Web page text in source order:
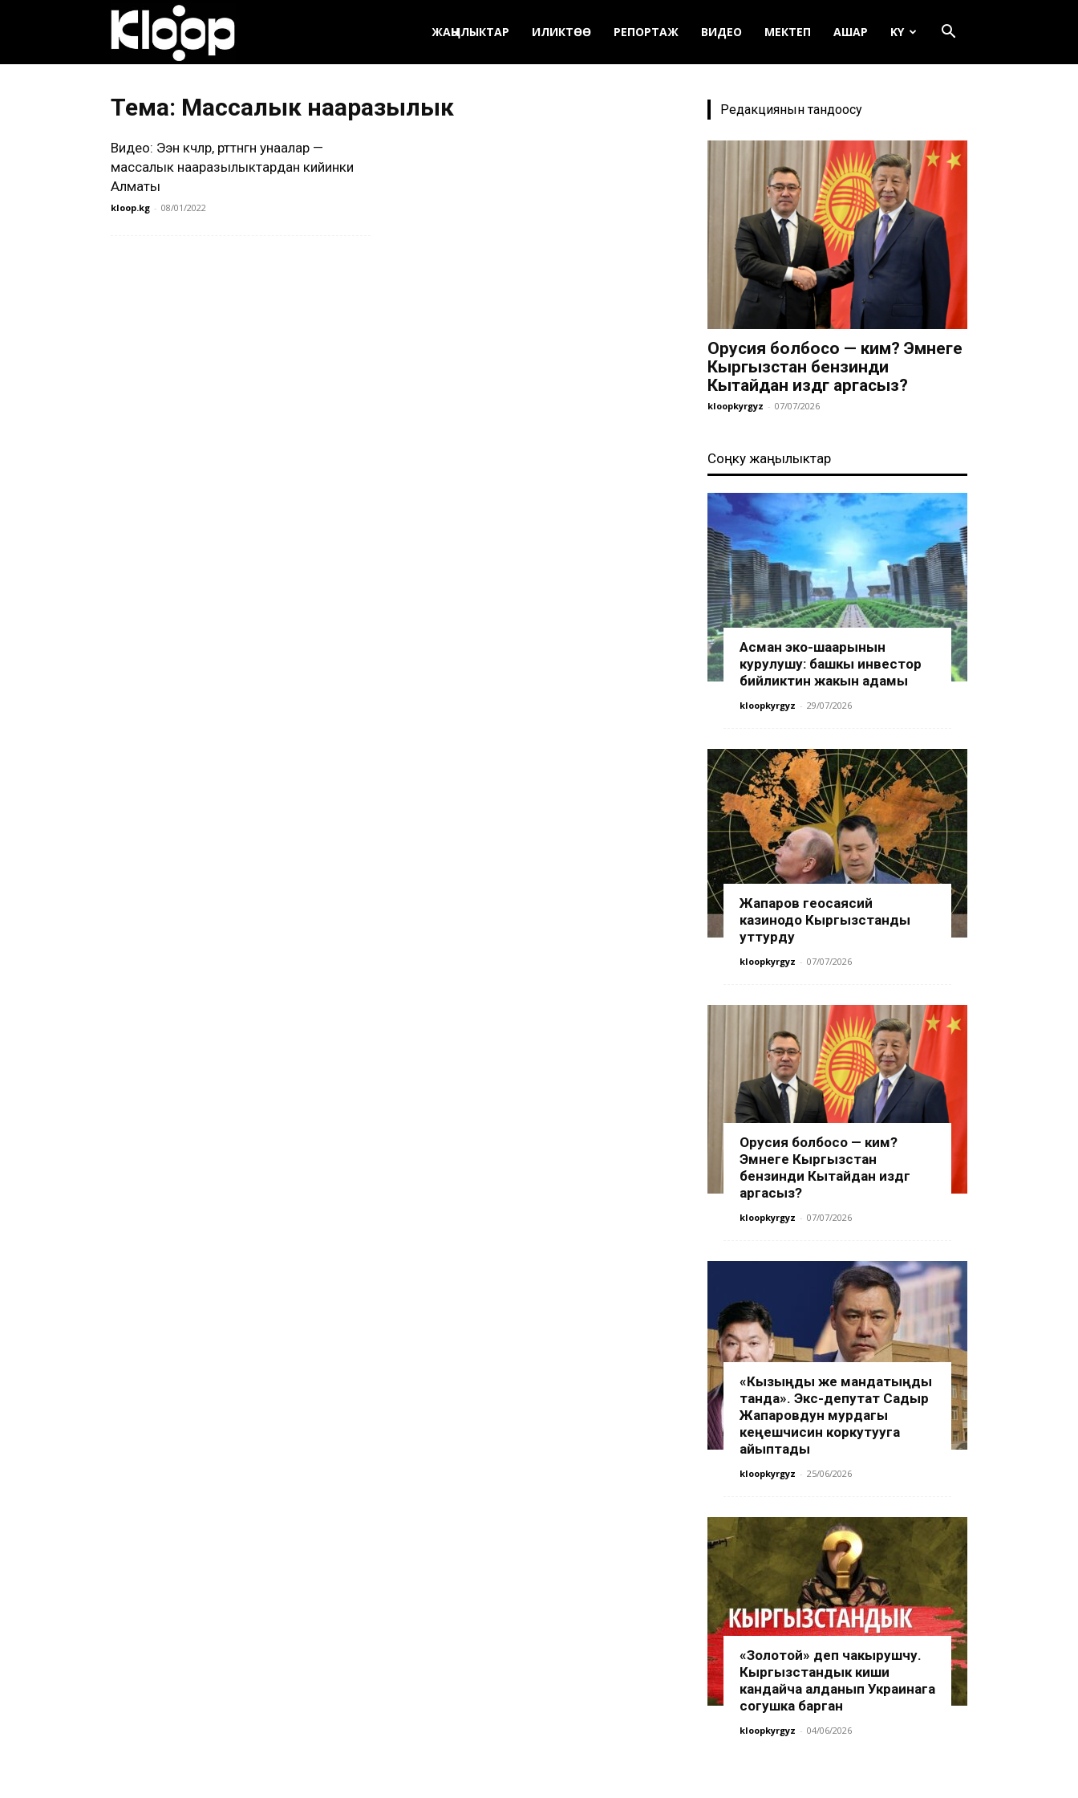
ЖАҢЫЛЫКТАР ИЛИКТӨӨ РЕПОРТАЖ ВИДЕО МЕКТЕП АШАР KY
Тема: Массалык нааразылык
Видео: Ээн көчөлөр, өрттөнгөн унаалар —
массалык нааразылыктардан кийинки
Алматы
kloop.kg - 08/01/2022
Редакциянын тандоосу
Орусия болбосо — ким? Эмнеге
Кыргызстан бензинди
Кытайдан издөөгө аргасыз?
kloopkyrgyz - 07/07/2026
Соңку жаңылыктар
Асман эко-шаарынын
курулушу: башкы инвестор
бийликтин жакын адамы
kloopkyrgyz - 29/07/2026
Жапаров геосаясий
казинодо Кыргызстанды
уттурду
kloopkyrgyz - 07/07/2026
Орусия болбосо — ким?
Эмнеге Кыргызстан
бензинди Кытайдан издөөгө
аргасыз?
kloopkyrgyz - 07/07/2026
«Кызыңды же мандатыңды
танда». Экс-депутат Садыр
Жапаровдун мурдагы
кеңешчисин коркутууга
айыптады
kloopkyrgyz - 25/06/2026
«Золотой» деп чакырушчу.
Кыргызстандык киши
кандайча алданып Украинага
согушка барган
kloopkyrgyz - 04/06/2026